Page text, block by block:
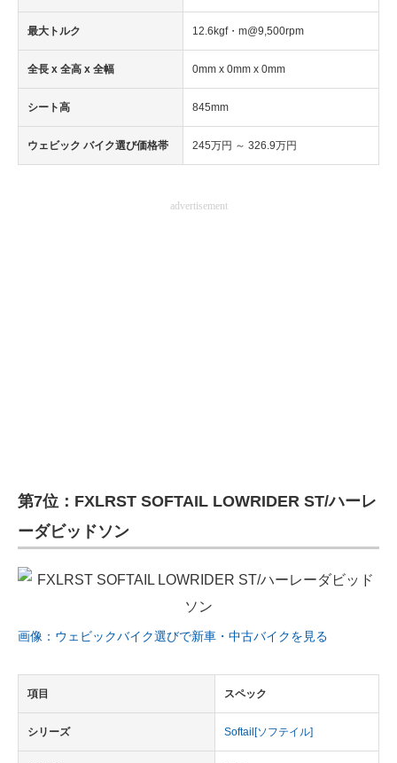
最大トルク 12.6kgf・m@9,500rpm
全長 x 全高 x 全幅 0mm x 0mm x 0mm
シート高 845mm
ウェビック バイク選び価格帯 245万円 ～ 326.9万円
advertisement
第7位：FXLRST SOFTAIL LOWRIDER ST/ハーレ
ーダビッドソン
画像：ウェビックバイク選びで新車・中古バイクを見る
項目 スペック
シリーズ Softail[ソフテイル]